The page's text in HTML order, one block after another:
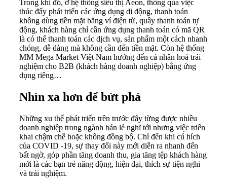
Trong khi đó, ở hệ thống siêu thị Aeon, thông qua việc
thúc đẩy phát triển các ứng dụng di động, thanh toán
không dùng tiền mặt bằng ví điện tử, quầy thanh toán tự
động, khách hàng chỉ cần ứng dụng thanh toán có mã QR
là có thể thanh toán các dịch vụ, sản phẩm một cách nhanh
chóng, dễ dàng mà không cần đến tiền mặt. Còn hệ thống
MM Mega Market Việt Nam hướng đến cá nhân hoá trải
nghiệm cho B2B (khách hàng doanh nghiệp) bằng ứng
dụng riêng…
Nhìn xa hơn để bứt phá
Những xu thế phát triển trên trước đây từng được nhiều
doanh nghiệp trong ngành bán lẻ nghĩ tới nhưng việc triển
khai chậm chễ hoặc không đồng bộ. Chỉ đến khi cú hích
của COVID -19, sự thay đổi này mới diễn ra nhanh đến
bất ngờ, góp phần tăng doanh thu, gia tăng tệp khách hàng
mới là các bạn trẻ năng động, hiện đại, thích sự tiện nghi
và trải nghiệm.